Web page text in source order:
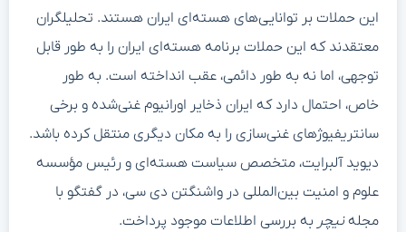
این حملات بر توانایی‌های هسته‌ای ایران هستند. تحلیلگران
معتقدند که این حملات برنامه هسته‌ای ایران را به طور قابل
توجهی، اما نه به طور دائمی، عقب انداخته است. به طور
خاص، احتمال دارد که ایران ذخایر اورانیوم غنی‌شده و برخی
سانتریفیوژهای غنی‌سازی را به مکان دیگری منتقل کرده باشد.
دیوید آلبرایت، متخصص سیاست هسته‌ای و رئیس مؤسسه
علوم و امنیت بین‌المللی در واشنگتن دی سی، در گفتگو با
مجلهنیچر به بررسی اطلاعات موجود پرداخت.